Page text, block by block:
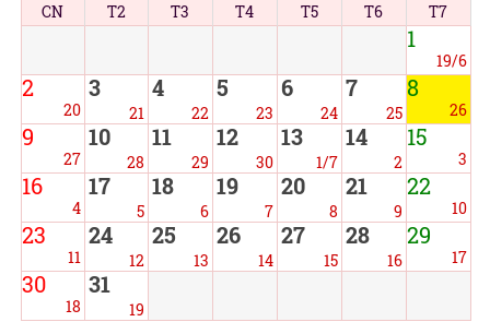
CN T2 T3 T4 T5 T6 T7
1
19/6
2
20
3
21
4
22
5
23
6
24
7
25
8
26
9
27
10
28
11
29
12
30
13
1/7
14
2
15
3
16
4
17
5
18
6
19
7
20
8
21
9
22
10
23
11
24
12
25
13
26
14
27
15
28
16
29
17
30
18
31
19